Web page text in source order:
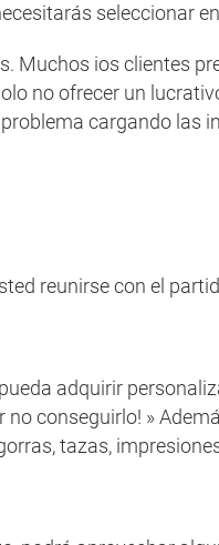
seleccionar
Muchos ios clientes
no ofrecer un
cargando las
reunirse con el
adquirir
conseguirlo! »
tazas,